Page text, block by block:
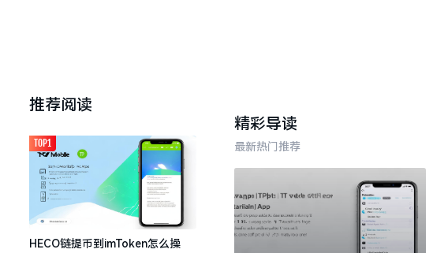
推荐阅读
HECO链提币到imToken怎么操
TOP1
精彩导读
最新热门推荐